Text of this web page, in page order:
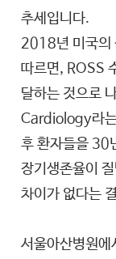
추세입니다.
2018년 미국의
따르면, ROSS
달하는 것으로
Cardiology라는
후 환자들을 30
장기생존율이
차이가 없다는
서울아산병원에